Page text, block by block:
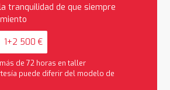
tranquilidad de que siempre
1+2 500 €
de 72 horas en taller
puede diferir del modelo de